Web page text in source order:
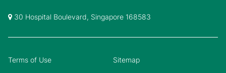
30 Hospital Boulevard, Singapore 168583
Terms of Use Sitemap